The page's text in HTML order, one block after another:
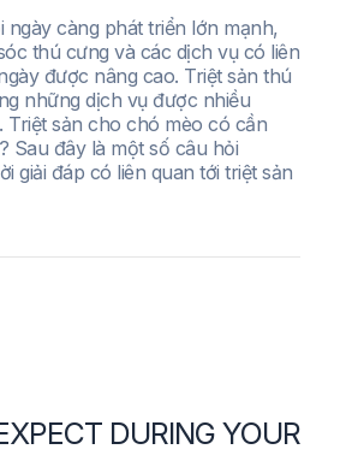
ngày càng phát triển lớn mạnh,
thú cưng và các dịch vụ có liên
được nâng cao. Triệt sản thú
những dịch vụ được nhiều
Triệt sản cho chó mèo có cần
Sau đây là một số câu hỏi
giải đáp có liên quan tới triệt sản
DURING YOUR